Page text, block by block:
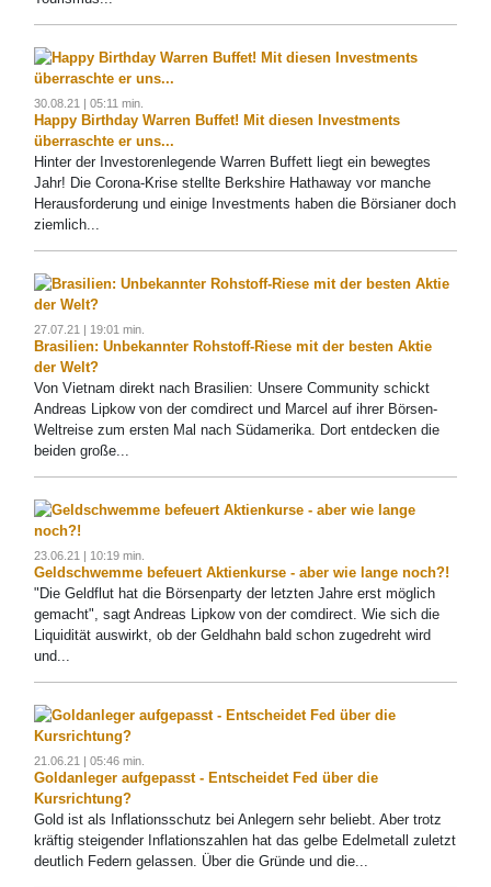
30.08.21 | 05:11 min.
Happy Birthday Warren Buffet! Mit diesen Investments
überraschte er uns...
Hinter der Investorenlegende Warren Buffett liegt ein bewegtes
Jahr! Die Corona-Krise stellte Berkshire Hathaway vor manche
Herausforderung und einige Investments haben die Börsianer doch
ziemlich...
27.07.21 | 19:01 min.
Brasilien: Unbekannter Rohstoff-Riese mit der besten Aktie
der Welt?
Von Vietnam direkt nach Brasilien: Unsere Community schickt
Andreas Lipkow von der comdirect und Marcel auf ihrer Börsen-
Weltreise zum ersten Mal nach Südamerika. Dort entdecken die
beiden große...
23.06.21 | 10:19 min.
Geldschwemme befeuert Aktienkurse - aber wie lange noch?!
"Die Geldflut hat die Börsenparty der letzten Jahre erst möglich
gemacht", sagt Andreas Lipkow von der comdirect. Wie sich die
Liquidität auswirkt, ob der Geldhahn bald schon zugedreht wird
und...
21.06.21 | 05:46 min.
Goldanleger aufgepasst - Entscheidet Fed über die
Kursrichtung?
Gold ist als Inflationsschutz bei Anlegern sehr beliebt. Aber trotz
kräftig steigender Inflationszahlen hat das gelbe Edelmetall zuletzt
deutlich Federn gelassen. Über die Gründe und die...